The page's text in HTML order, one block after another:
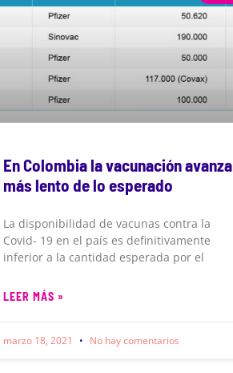
En Colombia la vacunación avanza
más lento de lo esperado
La disponibilidad de vacunas contra la
Covid- 19 en el país es definitivamente
inferior a la cantidad esperada por el
LEER MÁS »
marzo 18, 2021 No hay comentarios